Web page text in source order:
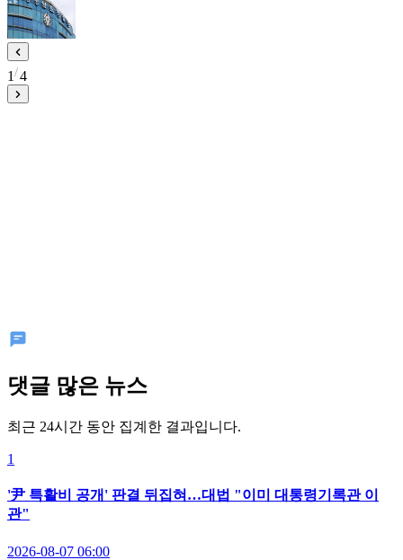
1 4
댓글 많은 뉴스
최근 24시간 동안 집계한 결과입니다.
1
'尹 특활비 공개' 판결 뒤집혀…대법 "이미 대통령기록관 이
관"
2026-08-07 06:00